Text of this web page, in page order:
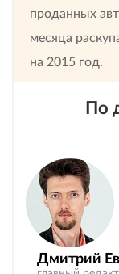
проданных
месяца
на 2015 год.
По
Дмитрий